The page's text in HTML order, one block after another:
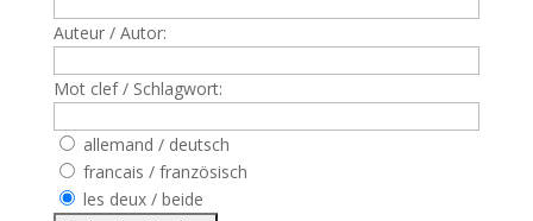
Auteur / Autor:
Mot clef / Schlagwort:
allemand / deutsch
francais / französisch
les deux / beide